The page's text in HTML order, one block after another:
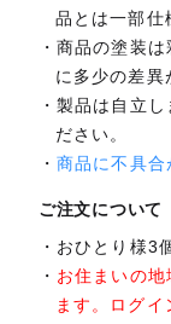
品とは一部仕
商品の塗装は
に多少の差異
製品は自立し
ださい。
商品に不具合
ご注文について
おひとり様3
お住まいの
ます。ログ